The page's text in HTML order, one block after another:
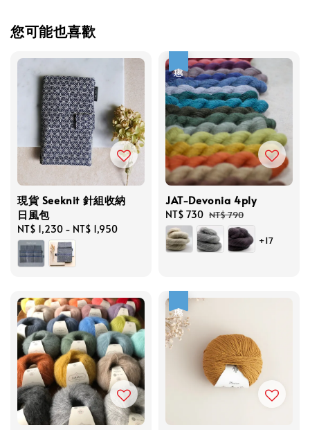
您可能也喜歡
現貨 Seeknit 針組收納
日風包
Regular
price
NT$ 1,230 - NT$ 1,950
JAT-Devonia 4ply
Sale
price
NT$ 730 Regular
price
NT$ 790
+17